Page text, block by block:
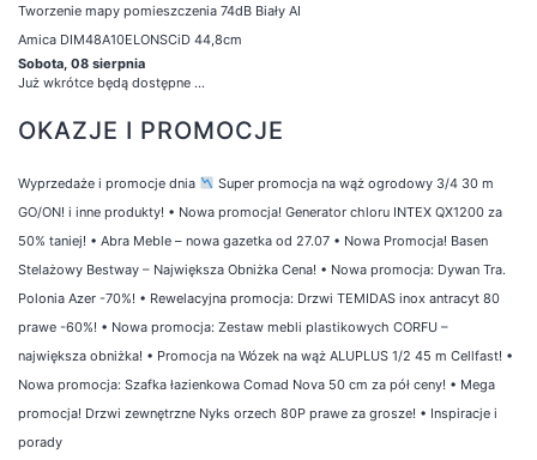
Tworzenie mapy pomieszczenia 74dB Biały AI
Amica DIM48A10ELONSCiD 44,8cm
Sobota, 08 sierpnia
Już wkrótce będą dostępne ...
OKAZJE I PROMOCJE
Wyprzedaże i promocje dnia
Super promocja na wąż ogrodowy 3/4 30 m
GO/ON! i inne produkty! • Nowa promocja! Generator chloru INTEX QX1200 za
50% taniej! • Abra Meble – nowa gazetka od 27.07 • Nowa Promocja! Basen
Stelażowy Bestway – Największa Obniżka Cena! • Nowa promocja: Dywan Tra.
Polonia Azer -70%! • Rewelacyjna promocja: Drzwi TEMIDAS inox antracyt 80
prawe -60%! • Nowa promocja: Zestaw mebli plastikowych CORFU –
największa obniżka! • Promocja na Wózek na wąż ALUPLUS 1/2 45 m Cellfast! •
Nowa promocja: Szafka łazienkowa Comad Nova 50 cm za pół ceny! • Mega
promocja! Drzwi zewnętrzne Nyks orzech 80P prawe za grosze! • Inspiracje i
porady